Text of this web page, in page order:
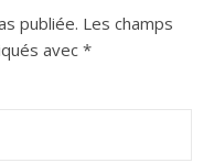
publiée. Les champs
avec *